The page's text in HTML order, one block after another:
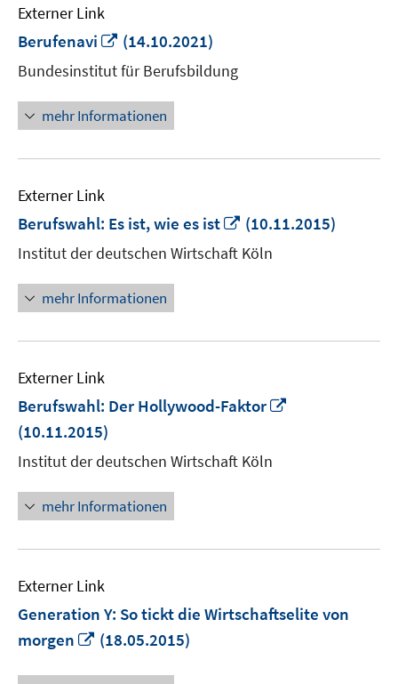
Externer Link
Berufenavi
In
neuem
Fenster
öffnen
(14.10.2021)
Bundesinstitut für Berufsbildung
mehr Informationen
Externer Link
Berufswahl: Es ist, wie es ist
In
neuem
Fenster
(10.11.2015)
Institut der deutschen Wirtschaft Köln
mehr Informationen
Externer Link
Berufswahl: Der Hollywood-Faktor
(10.11.2015)
Institut der deutschen Wirtschaft Köln
mehr Informationen
Externer Link
Generation Y: So tickt die Wirtschaftselite von
morgen
In
Fenster
(18.05.2015)